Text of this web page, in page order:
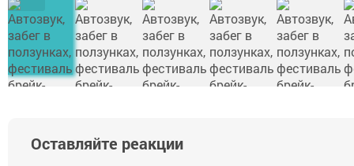
Оставляйте реакции